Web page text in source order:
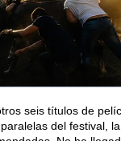
seis títulos de
del festival,